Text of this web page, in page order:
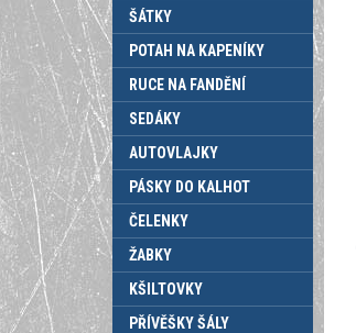
ŠÁTKY
POTAH NA KAPENÍKY
RUCE NA FANDĚNÍ
SEDÁKY
AUTOVLAJKY
PÁSKY DO KALHOT
ČELENKY
ŽABKY
KŠILTOVKY
PŘÍVĚŠKY ŠÁLY